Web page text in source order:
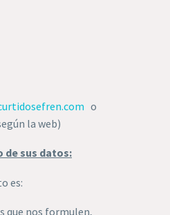
o
la web)
de sus datos:
es:
que nos formulen,